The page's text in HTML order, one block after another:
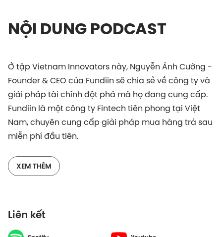
NỘI DUNG PODCAST
Ở tập Vietnam Innovators này, Nguyễn Ảnh Cường -
Founder & CEO của Fundiin sẽ chia sẻ về công ty và
giải pháp tài chính đột phá mà họ đang cung cấp.
Fundiin là một công ty Fintech tiên phong tại Việt
Nam, chuyên cung cấp giải pháp mua hàng trả sau
miễn phí đầu tiên.
Fundiin đã thiết lập hợp tác mạnh mẽ với các đơn vị
bán lẻ để giúp người tiêu dùng có thể mua hàng và
doanh nghiệp bán lẻ tăng cường doanh số và trải
nghiệm mua sắm của khách hàng. Ngay từ khi
XEM THÊM
Liên kết